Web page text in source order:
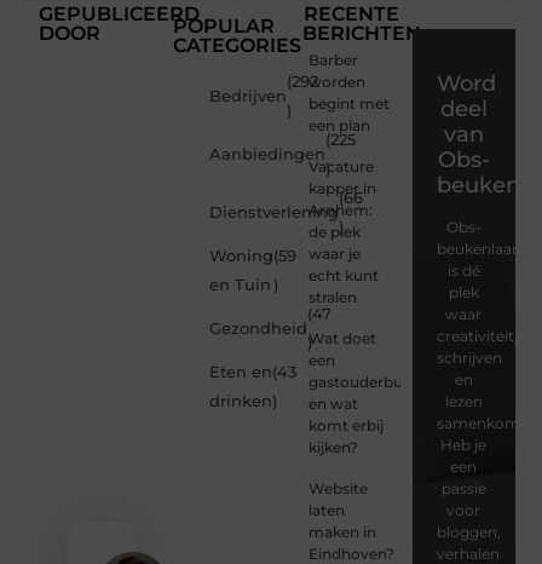
GEPUBLICEERD
DOOR
POPULAR
CATEGORIES
Bedrijven
(292
)
Aanbiedingen
(225
)
Dienstverlening
(66
)
Woning
en Tuin
(59
)
Gezondheid
(47
)
Eten en
drinken
(43
)
RECENTE
BERICHTEN
Barber
worden
begint met
een plan
Vacature
kapper in
Arnhem:
de plek
waar je
echt kunt
stralen
Wat doet
een
gastouderbureau
en wat
komt erbij
kijken?
Website
laten
maken in
Eindhoven?
Word
deel
van
Obs-
Obs-
beukenlaan.nl
is dé
plek
waar
creativiteit,
schrijven
en
lezen
samenkomen.
Heb je
een
passie
voor
bloggen,
verhalen